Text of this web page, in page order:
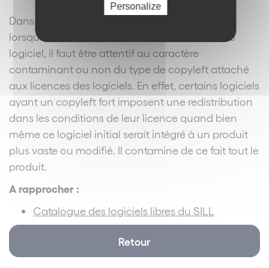
Dans le cadre de l’utilisation d’un logiciel libre,
lorsqu’on le superpose à l’utilisation d’un autre
logiciel, il faut être attentif au caractère
contaminant ou non du type de copyleft attaché
aux licences des logiciels. En effet, certains logiciels
ayant un copyleft fort imposent une redistribution
dans les conditions de leur licence quand bien
même ce logiciel initial serait intégré à un produit
plus vaste ou modifié. Il contamine de ce fait tout le
produit.
A rapprocher :
Catalogue des logiciels libres du SILL
Retour
Personalize